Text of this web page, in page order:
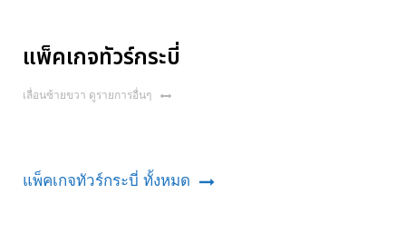
แพ็คเกจทัวร์กระบี่
เลื่อนซ้ายขวา ดูรายการอื่นๆ
แพ็คเกจทัวร์กระบี่ ทั้งหมด